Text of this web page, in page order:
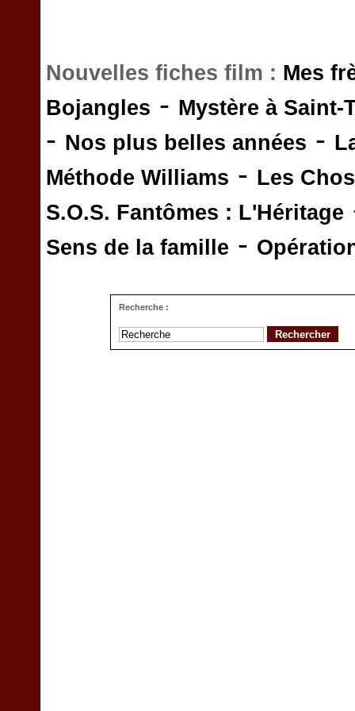
Nouvelles fiches film : Mes
Bojangles - Mystère à Saint-
- Nos plus belles années -
Méthode Williams - Les
S.O.S. Fantômes : L'Héritage
Sens de la famille -
Recherche :